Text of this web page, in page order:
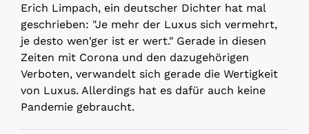
Erich Limpach, ein deutscher Dichter hat mal
geschrieben: "Je mehr der Luxus sich vermehrt,
je desto wen'ger ist er wert." Gerade in diesen
Zeiten mit Corona und den dazugehörigen
Verboten, verwandelt sich gerade die Wertigkeit
von Luxus. Allerdings hat es dafür auch keine
Pandemie gebraucht.